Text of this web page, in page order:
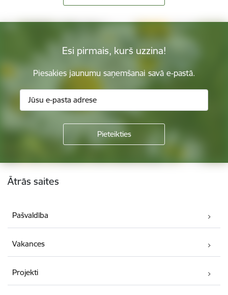
Esi pirmais, kurš uzzina!
Piesakies jaunumu saņemšanai savā e-pastā.
Kājene
Ātrās saites
Pašvaldība
Vakances
Projekti